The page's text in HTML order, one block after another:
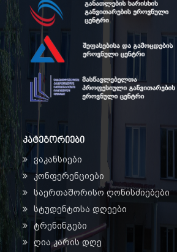
კატეგორიები
ვაკანსიები
კონფერენციები
საერთაშორისო ღონისძიებები
სტუდენტთსა დღეები
ტრენინგები
ღია კარის დღე